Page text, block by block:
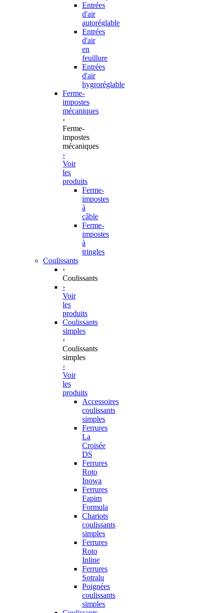
Entrées
d'air
autoréglable
Entrées
d'air
en
feuillure
Entrées
d'air
hygroréglable
Ferme-
impostes
mécaniques
‹
Ferme-
impostes
mécaniques
›
Voir
les
produits
Ferme-
impostes
à
câble
Ferme-
impostes
à
tringles
Coulissants
‹
Coulissants
›
Voir
les
produits
Coulissants
simples
‹
Coulissants
simples
›
Voir
les
produits
Accessoires
coulissants
simples
Ferrures
La
Croisée
DS
Ferrures
Roto
Inowa
Ferrures
Fapim
Formula
Chariots
coulissants
simples
Ferrures
Roto
Inline
Ferrures
Sotralu
Poignées
coulissants
simples